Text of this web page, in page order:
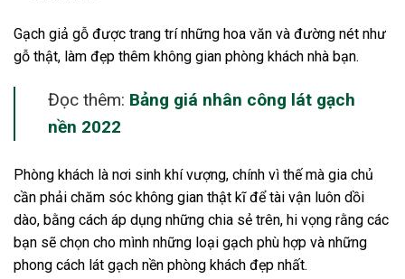
Gạch giả gỗ được trang trí những hoa văn và đường nét như
gỗ thật, làm đẹp thêm không gian phòng khách nhà bạn.
Đọc thêm: Bảng giá nhân công lát gạch
nền 2022
Phòng khách là nơi sinh khí vượng, chính vì thế mà gia chủ
cần phải chăm sóc không gian thật kĩ để tài vận luôn dồi
dào, bằng cách áp dụng những chia sẻ trên, hi vọng rằng các
bạn sẽ chọn cho mình những loại gạch phù hợp và những
phong cách lát gạch nền phòng khách đẹp nhất.